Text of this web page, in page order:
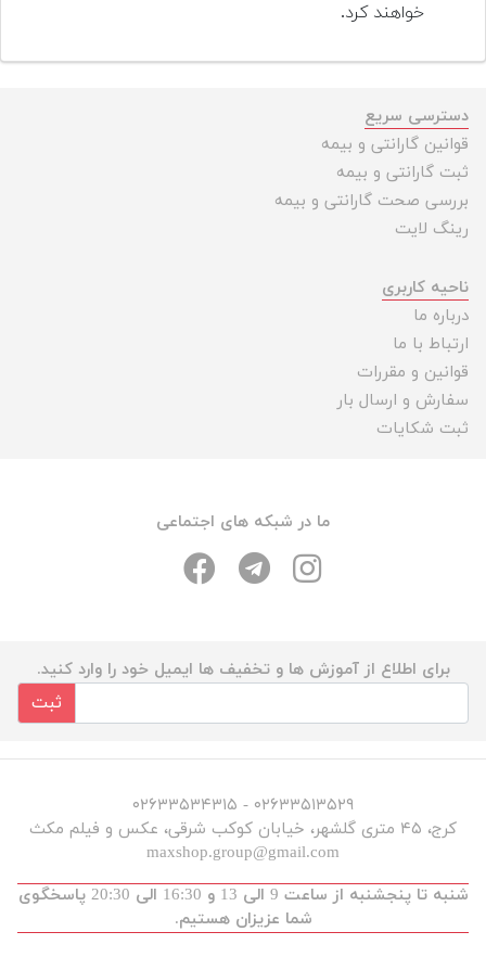
خواهند کرد.
دسترسی سریع
قوانین گارانتی و بیمه
ثبت گارانتی و بیمه
بررسی صحت گارانتی و بیمه
رینگ لایت
ناحیه کاربری
درباره ما
ارتباط با ما
قوانین و مقررات
سفارش و ارسال بار
ثبت شکایات
ما در شبکه های اجتماعی
برای اطلاع از آموزش ها و تخفیف ها ایمیل خود را وارد کنید.
ثبت
۰۲۶۳۳۵۱۳۵۲۹ - ۰۲۶۳۳۵۳۴۳۱۵
کرج، ۴۵ متری گلشهر، خیابان کوکب شرقی، عکس و فیلم مکث
maxshop.group@gmail.com
شنبه تا پنجشنبه از ساعت 9 الی 13 و 16:30 الی 20:30 پاسخگوی
شما عزیزان هستیم.